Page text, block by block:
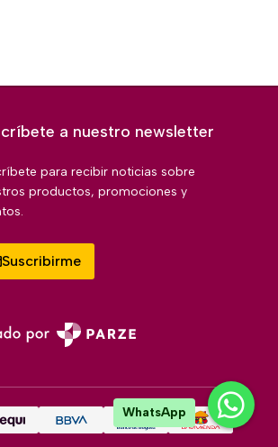
a nuestro newsletter
para recibir noticias sobre
productos, promociones y
Suscribirme
WhatsApp